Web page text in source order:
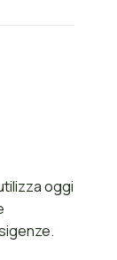
oggi